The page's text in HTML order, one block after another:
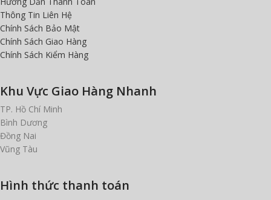
Thông Tin Liên Hệ
Chính Sách Bảo Mật
Chính Sách Giao Hàng
Chính Sách Kiểm Hàng
Khu Vực Giao Hàng Nhanh
TP. Hồ Chí Minh
Bình Dương
Đồng Nai
Vũng Tàu
Hình thức thanh toán